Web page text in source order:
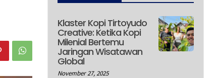
Klaster Kopi Tirtoyudo
Creative: Ketika Kopi
Milenial Bertemu
Jaringan Wisatawan
Global
November 27, 2025